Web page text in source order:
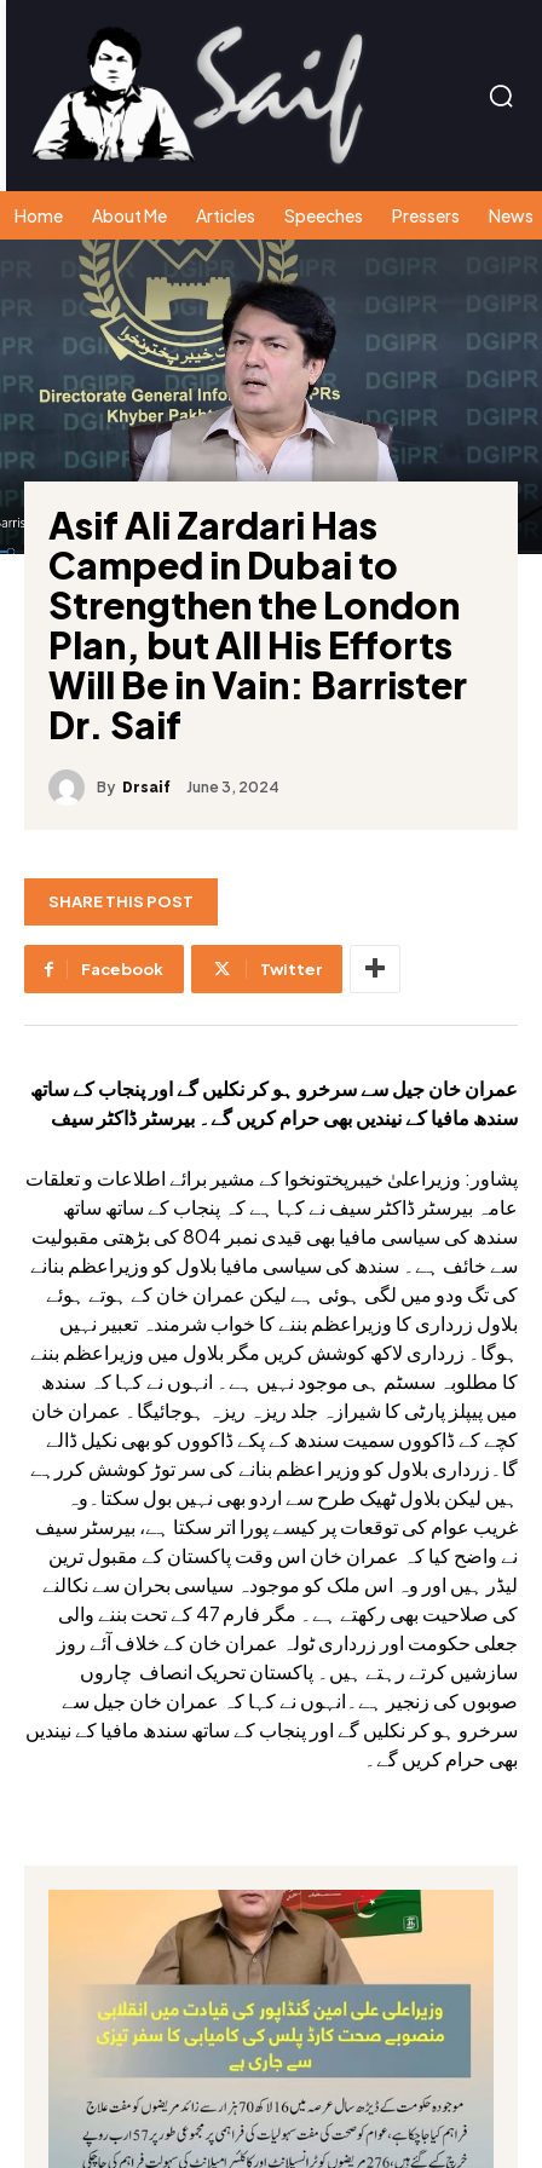
Home About Me Articles Speeches Pressers News
Asif Ali Zardari Has
Camped in Dubai to
Strengthen the London
Plan, but All His Efforts
Will Be in Vain: Barrister
Dr. Saif
By Drsaif June 3, 2024
SHARE THIS POST
Facebook Twitter
عمران خان جیل سے سرخرو ہو کر نکلیں گے اور پنجاب کے ساتھ
سندھ مافیا کے نیندیں بھی حرام کریں گے۔ بیرسٹر ڈاکٹر سیف
پشاور: وزیراعلیٰ خیبرپختونخوا کے مشیر برائے اطلاعات و تعلقات
عامہ بیرسٹر ڈاکٹر سیف نے کہا ہے کہ پنجاب کے ساتھ ساتھ
سندھ کی سیاسی مافیا بھی قیدی نمبر 804 کی بڑھتی مقبولیت
سے خائف ہے۔ سندھ کی سیاسی مافیا بلاول کو وزیراعظم بنانے
کی تگ ودو میں لگی ہوئی ہے لیکن عمران خان کے ہوتے ہوئے
بلاول زرداری کا وزیراعظم بننے کا خواب شرمندہ تعبیر نہیں
ہوگا۔ زرداری لاکھ کوشش کریں مگر بلاول میں وزیراعظم بننے
کا مطلوبہ سسٹم ہی موجود نہیں ہے۔ انہوں نے کہا کہ سندھ
میں پیپلز پارٹی کا شیرازہ جلد ریزہ ریزہ ہوجائیگا۔ عمران خان
کچے کے ڈاکووں سمیت سندھ کے پکے ڈاکووں کو بھی نکیل ڈالے
گا۔زرداری بلاول کو وزیر اعظم بنانے کی سر توڑ کوشش کررہے
ہیں لیکن بلاول ٹھیک طرح سے اردو بھی نہیں بول سکتا۔وہ
غریب عوام کی توقعات پر کیسے پورا اتر سکتا ہے، بیرسٹر سیف
نے واضح کیا کہ عمران خان اس وقت پاکستان کے مقبول ترین
لیڈر ہیں اور وہ اس ملک کو موجودہ سیاسی بحران سے نکالنے
کی صلاحیت بھی رکھتے ہے۔ مگر فارم 47 کے تحت بننے والی
جعلی حکومت اور زرداری ٹولہ عمران خان کے خلاف آئے روز
سازشیں کرتے رہتے ہیں۔ پاکستان تحریک انصاف چاروں
صوبوں کی زنجیر ہے۔انہوں نے کہا کہ عمران خان جیل سے
سرخرو ہو کر نکلیں گے اور پنجاب کے ساتھ سندھ مافیا کے نیندیں
بھی حرام کریں گے۔